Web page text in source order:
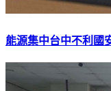
能源集中台中不利國